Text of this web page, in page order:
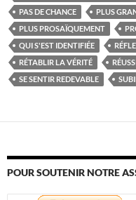
PAS DE CHANCE
PLUS
PLUS PROSAÏQUEMENT
QUI S'EST IDENTIFIÉE
RÉTABLIR LA VÉRITÉ
SE SENTIR REDEVABLE
POUR SOUTENIR NOTRE